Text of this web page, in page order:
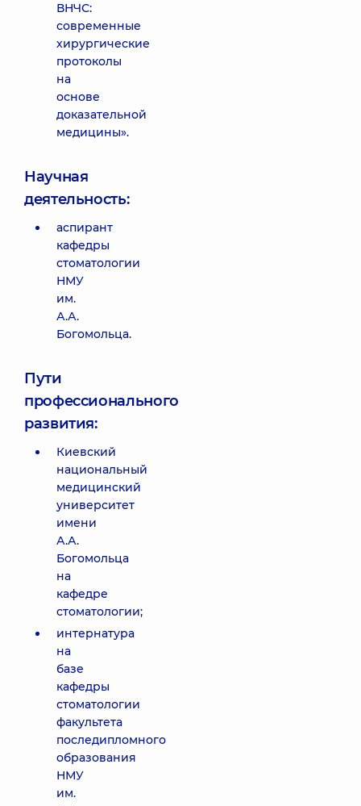
ВНЧС:
современные
хирургические
протоколы
на
основе
доказательной
медицины».
Научная
деятельность:
аспирант
кафедры
стоматологии
НМУ
им.
А.А.
Богомольца.
Пути
профессионального
развития:
Киевский
национальный
медицинский
университет
имени
А.А.
Богомольца
на
кафедре
стоматологии;
интернатура
на
базе
кафедры
стоматологии
факультета
последипломного
образования
НМУ
им.